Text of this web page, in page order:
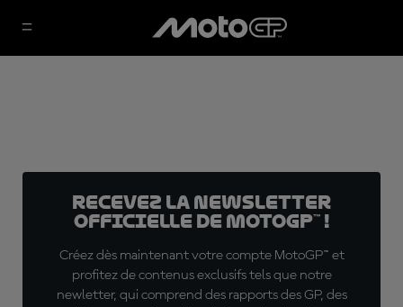
Recevez la Newsletter
officielle de MotoGP™ !
Créez dès maintenant votre compte MotoGP™ et
profitez de contenus exclusifs tels que notre
newletter, qui comprend des rapports des GP, des